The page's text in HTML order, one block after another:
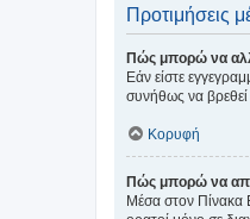
Προτιμήσεις
Πώς μπορώ να
Εάν είστε
συνήθως να βρεθεί
Κορυφή
Πώς μπορώ να
Μέσα στον Πίνακα